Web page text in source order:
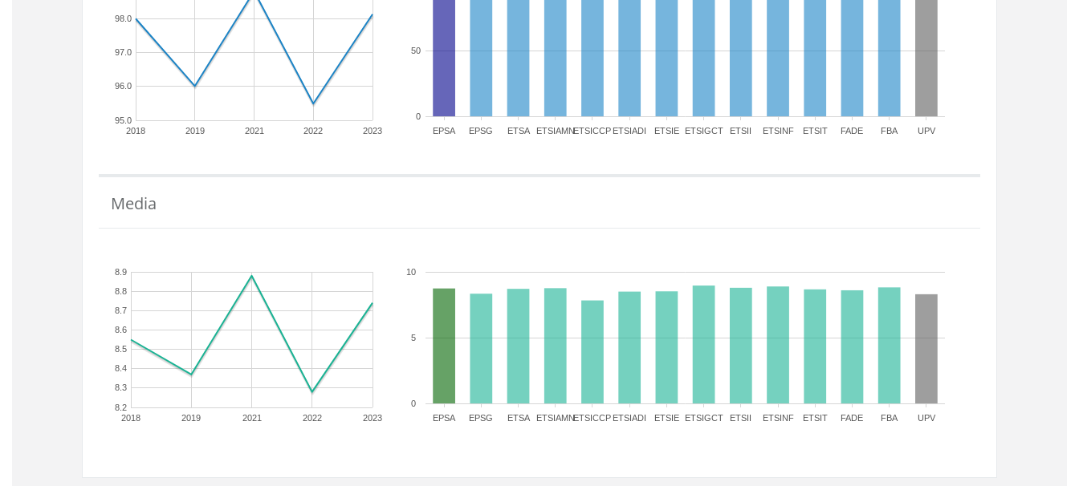
2018 2019 2021 2022 2023
95.0
96.0
97.0
98.0
EPSA EPSG ETSA ETSIAMNETSICCP ETSIADI ETSIE ETSIGCT ETSII ETSINF ETSIT FADE FBA UPV
0
50
Media
2018 2019 2021 2022 2023
8.2
8.3
8.4
8.5
8.6
8.7
8.8
8.9
EPSA EPSG ETSA ETSIAMNETSICCP ETSIADI ETSIE ETSIGCT ETSII ETSINF ETSIT FADE FBA UPV
0
5
10